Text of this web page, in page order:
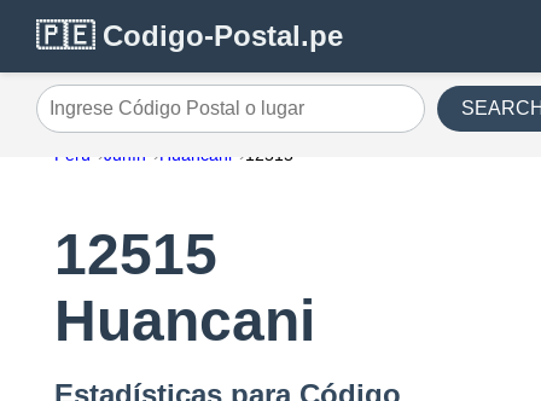
🇵🇪 Codigo-Postal.pe
Ingrese Código Postal o lugar
Perú Junín Huancani 12515
12515
Huancani